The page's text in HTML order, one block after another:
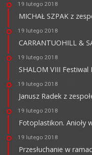
19 lutego 2018
MICHAŁ SZPAK z
19 lutego 2018
CARRANTUOHILL &
19 lutego 2018
SHALOM VIII
19 lutego 2018
Janusz Radek z
19 lutego 2018
Fotoplastikon. Anioły
19 lutego 2018
Przesłuchanie w